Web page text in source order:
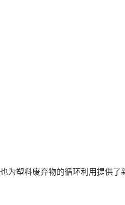
为塑料废弃物的循环利用提供了